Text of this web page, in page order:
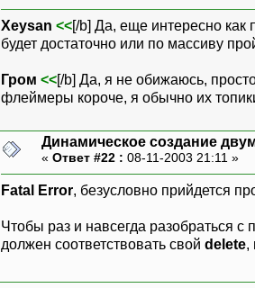
Xeysan <<[/b] Да, еще интересно как
будет достаточно или по массиву
Гром <<[/b] Да, я не обижаюсь,
флеймеры короче, я обычно их
Динамическое создание
« Ответ #22 : 08-11-2003 21:11 »
Fatal Error, безусловно прийдется
Чтобы раз и навсегда разобраться
должен соответствовать свой delete,